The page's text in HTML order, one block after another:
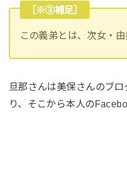
［※③補足］
この義弟とは、次女・
旦那さんは美保さんのブ
り、そこから本人の